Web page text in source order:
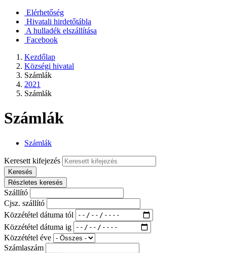
Elérhetőség
Hivatali hirdetőtábla
A hulladék elszállítása
Facebook
Kezdőlap
Községi hivatal
Számlák
2021
Számlák
Számlák
Számlák
Keresett kifejezés
Keresés
Részletes keresés
Szállító
Cjsz. szállító
Közzététel dátuma tól
Közzététel dátuma ig
Közzététel éve
Számlaszám